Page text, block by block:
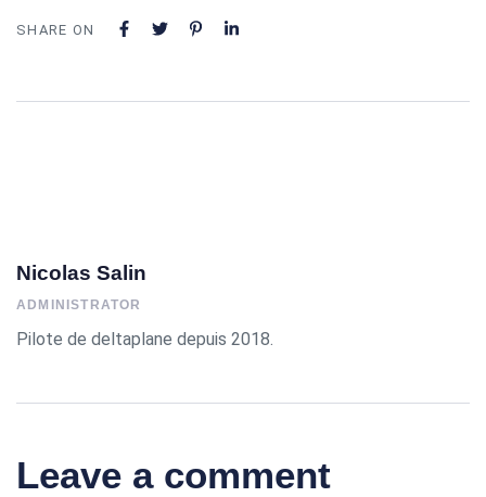
SHARE ON
Nicolas Salin
ADMINISTRATOR
Pilote de deltaplane depuis 2018.
Leave a comment